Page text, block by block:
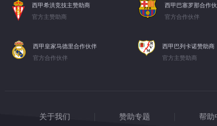
西甲希洪竞技主赞助商
官方主赞助商
西甲巴塞罗那合作
官方合作伙伴
西甲皇家马德里合作伙伴
官方合作伙伴
西甲巴列卡诺赞助商
官方主赞助商
关于我们 赞助专题 帮助